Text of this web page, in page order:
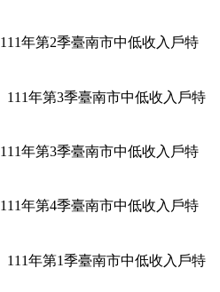
111年第2季臺南市中低收入戶特
111年第3季臺南市中低收入戶特
111年第3季臺南市中低收入戶特
111年第4季臺南市中低收入戶特
111年第1季臺南市中低收入戶特